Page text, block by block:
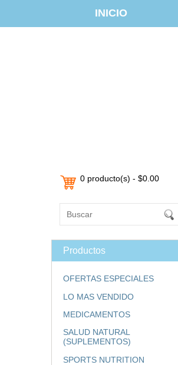
INICIO
0 producto(s) - $0.00
Productos
OFERTAS ESPECIALES
LO MAS VENDIDO
MEDICAMENTOS
SALUD NATURAL
(SUPLEMENTOS)
SPORTS NUTRITION